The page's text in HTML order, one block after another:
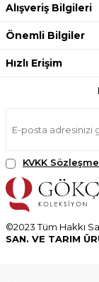
Alışveriş Bilgileri
Önemli Bilgiler
Hızlı Erişim
KVKK
©2023 Tüm Hakkı
SAN. VE TARIM